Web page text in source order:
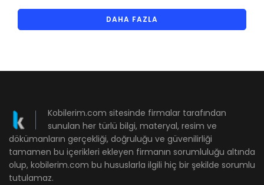
DAHA FAZLA
Kobilerim.com sitesinde firmalar tarafından
sunulan her türlü bilgi, materyal, resim ve
dökümanların gerçekliği, doğruluğu ve güvenilirliği
tamamen bu içerikleri ekleyen firmanın sorumluluğu altında
olup, kobilerim.com bu hususlarla ilgili hiç bir şekilde sorumlu
tutulamaz.